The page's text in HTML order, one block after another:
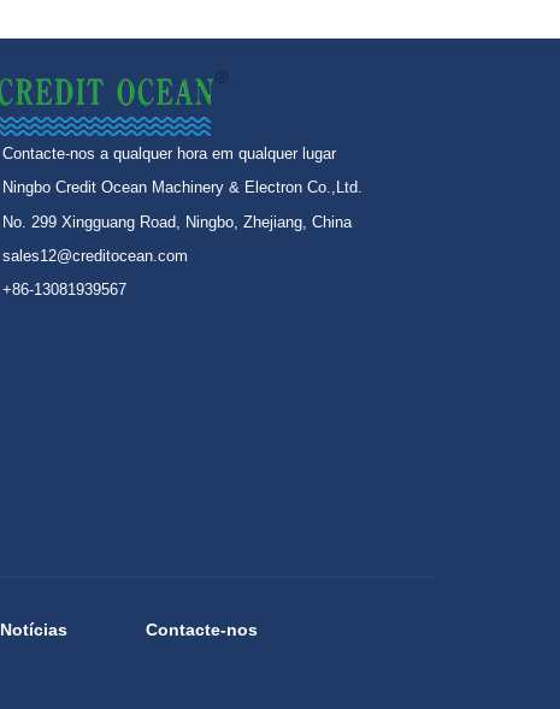
Contacte-nos a qualquer hora em qualquer lugar
Ningbo Credit Ocean Machinery & Electron Co.,Ltd.
No. 299 Xingguang Road, Ningbo, Zhejiang, China
sales12@creditocean.com
+86-13081939567
Notícias Contacte-nos